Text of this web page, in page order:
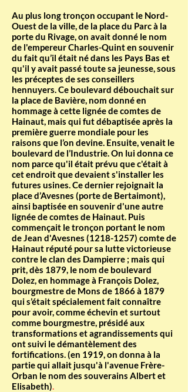
Au plus long tronçon occupant le Nord-
Ouest de la ville, de la place du Parc à la
porte du Rivage, on avait donné le nom
de l'empereur Charles-Quint en souvenir
du fait qu’il était né dans les Pays Bas et
qu'il y avait passé toute sa jeunesse, sous
les préceptes de ses conseillers
hennuyers. Ce boulevard débouchait sur
la place de Bavière, nom donné en
hommage à cette lignée de comtes de
Hainaut, mais qui fut débaptisée après la
première guerre mondiale pour les
raisons que l’on devine. Ensuite, venait le
boulevard de l’Industrie. On lui donna ce
nom parce qu'il était prévu que c'était à
cet endroit que devaient s'installer les
futures usines. Ce dernier rejoignait la
place d’Avesnes (porte de Bertaimont),
ainsi baptisée en souvenir d'une autre
lignée de comtes de Hainaut. Puis
commençait le tronçon portant le nom
de Jean d'Avesnes (1218-1257) comte de
Hainaut réputé pour sa lutte victorieuse
contre le clan des Dampierre ; mais qui
prit, dès 1879, le nom de boulevard
Dolez, en hommage à François Dolez,
bourgmestre de Mons de 1866 à 1879
qui s’était spécialement fait connaître
pour avoir, comme échevin et surtout
comme bourgmestre, présidé aux
transformations et agrandissements qui
ont suivi le démantèlement des
fortifications. (en 1919, on donna à la
partie qui allait jusqu'à l'avenue Frère-
Orban le nom des souverains Albert et
Elisabeth).